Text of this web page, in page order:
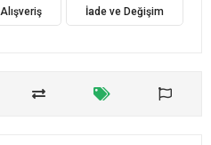
İade ve Değişim